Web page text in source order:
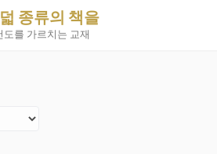
종류의 책을
도를 가르치는 교재